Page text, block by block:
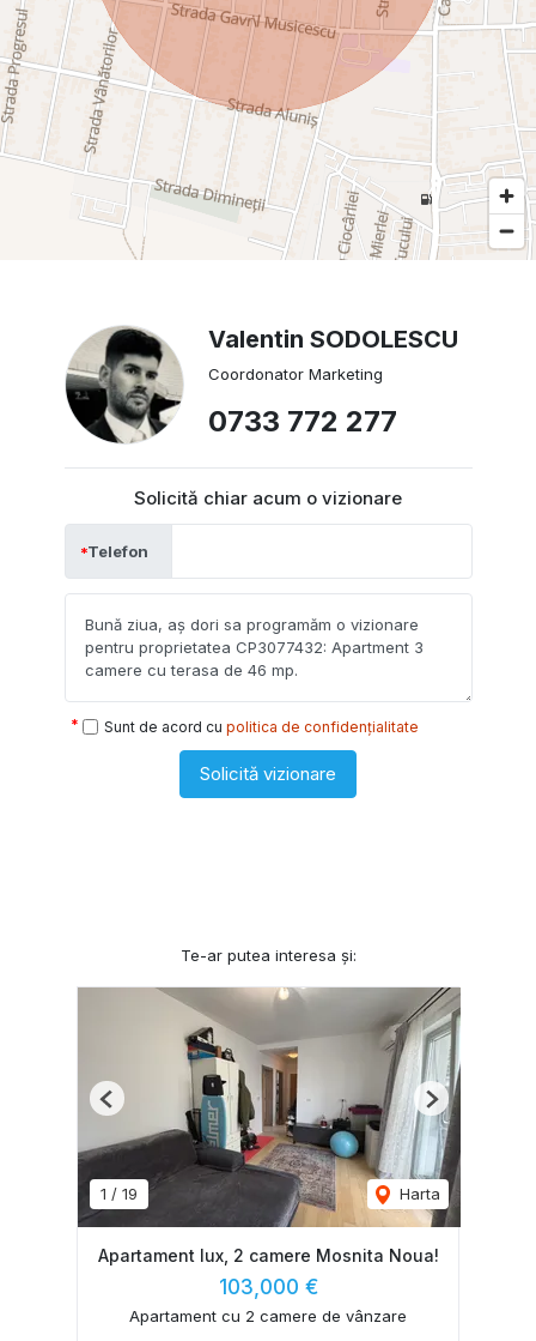
Valentin SODOLESCU
Coordonator Marketing
0733 772 277
Solicită chiar acum o vizionare
Telefon
Sunt de acord cu politica de confidențialitate
Solicită vizionare
Te-ar putea interesa și:
1 / 19 Harta
Previous Next
Apartament lux, 2 camere Mosnita Noua!
103,000 €
Apartament cu 2 camere de vânzare